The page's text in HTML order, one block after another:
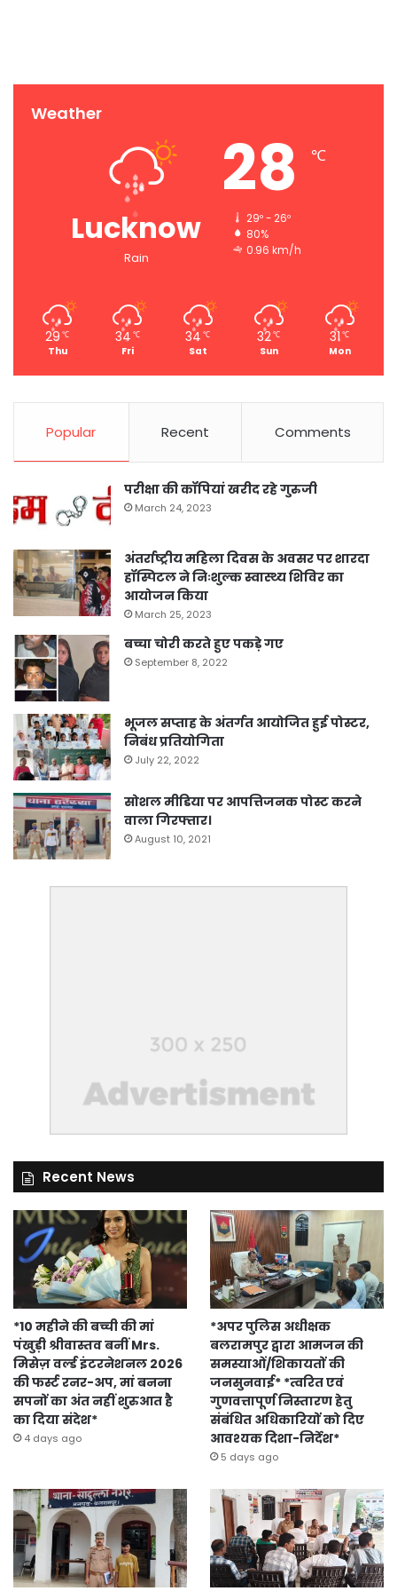
Weather
Lucknow
Rain
28 ℃
29º - 26º
80%
0.96 km/h
29 ℃
Thu
34 ℃
Fri
34 ℃
Sat
32℃
Sun
31℃
Mon
Popular Recent Comments
परीक्षा की कॉपियां खरीद रहे गुरुजी
March 24, 2023
अंतर्राष्ट्रीय महिला दिवस के अवसर पर शारदा
हॉस्पिटल ने निःशुल्क स्वास्थ्य शिविर का
आयोजन किया
March 25, 2023
बच्चा चोरी करते हुए पकड़े गए
September 8, 2022
भूजल सप्ताह के अंतर्गत आयोजित हुई पोस्टर,
निबंध प्रतियोगिता
July 22, 2022
सोशल मीडिया पर आपत्तिजनक पोस्ट करने
वाला गिरफ्तार।
August 10, 2021
Recent News
*10 महीने की बच्ची की मां
पंखुड़ी श्रीवास्तव बनीं Mrs.
मिसेज़ वर्ल्ड इंटरनेशनल 2026
की फर्स्ट रनर-अप, मां बनना
सपनों का अंत नहीं शुरुआत है
का दिया संदेश*
4 days ago
*अपर पुलिस अधीक्षक
बलरामपुर द्वारा आमजन की
समस्याओं/शिकायतों की
जनसुनवाई* *त्वरित एवं
गुणवत्तापूर्ण निस्तारण हेतु
संबंधित अधिकारियों को दिए
आवश्यक दिशा-निर्देश*
5 days ago